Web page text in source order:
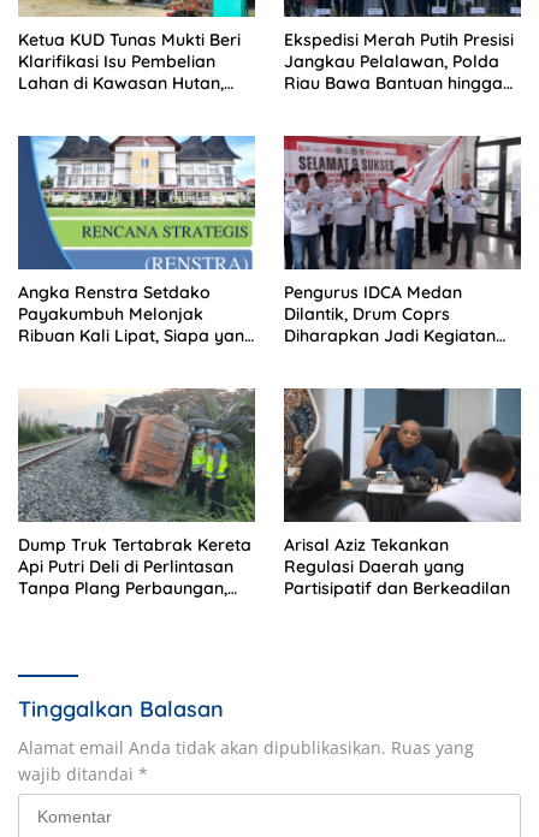
Ketua KUD Tunas Mukti Beri
Klarifikasi Isu Pembelian
Lahan di Kawasan Hutan,
Ekspedisi Merah Putih Presisi
Jangkau Pelalawan, Polda
Riau Bawa Bantuan hingga
Angka Renstra Setdako
Payakumbuh Melonjak
Ribuan Kali Lipat, Siapa yang
Pengurus IDCA Medan
Dilantik, Drum Coprs
Diharapkan Jadi Kegiatan
Dump Truk Tertabrak Kereta
Api Putri Deli di Perlintasan
Tanpa Plang Perbaungan,
Arisal Aziz Tekankan
Regulasi Daerah yang
Partisipatif dan Berkeadilan
Tinggalkan Balasan
Alamat email Anda tidak akan dipublikasikan. Ruas yang
wajib ditandai *